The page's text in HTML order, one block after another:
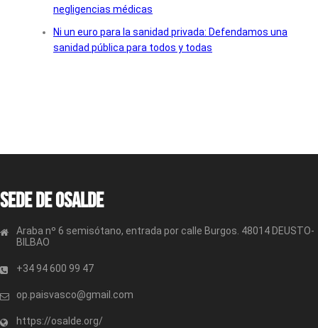
negligencias médicas
Ni un euro para la sanidad privada: Defendamos una
sanidad pública para todos y todas
Sede de OSALDE
Araba nº 6 semisótano, entrada por calle Burgos. 48014 DEUSTO-
BILBAO
+34 94 600 99 47
op.paisvasco@gmail.com
https://osalde.org/